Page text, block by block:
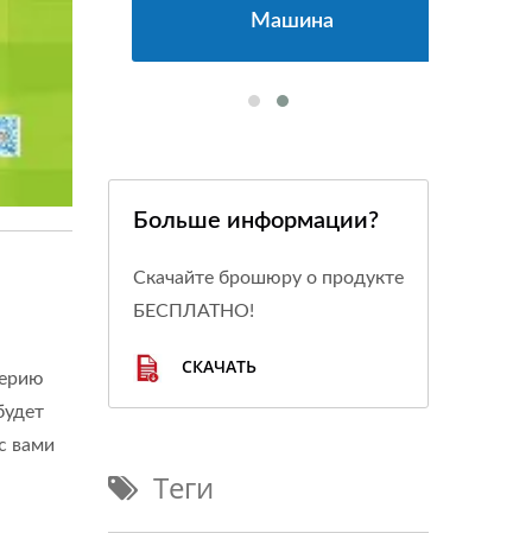
вами
Машина
Больше информации?
Скачайте брошюру о продукте
БЕСПЛАТНО!
СКАЧАТЬ
Теги